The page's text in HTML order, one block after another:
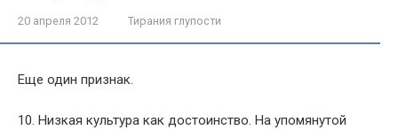
20 апреля 2012 Тирания глупости
Еще один признак.
10. Низкая культура как достоинство. На упомянутой